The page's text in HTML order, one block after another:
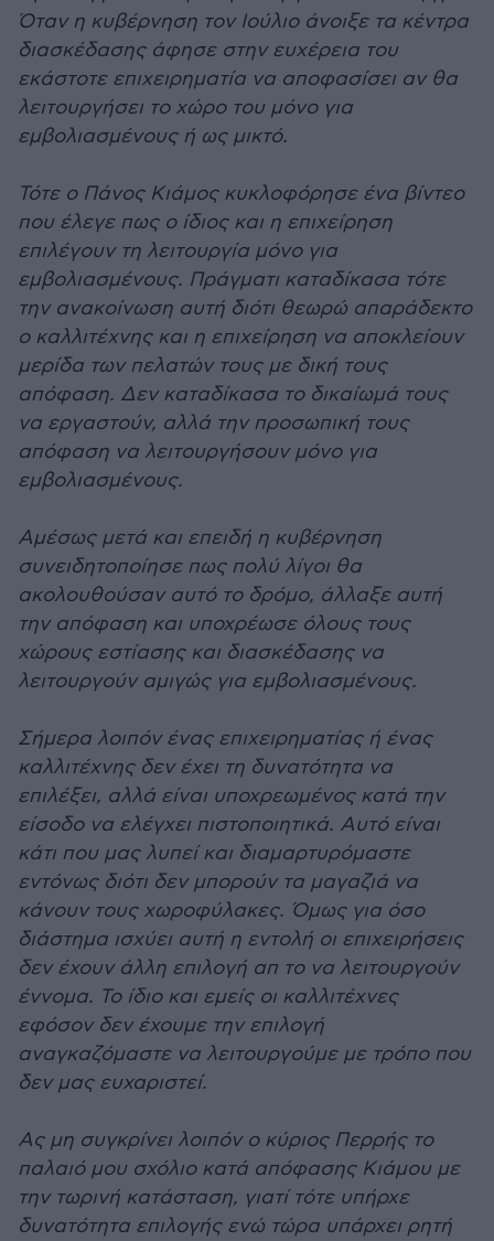
Όταν η κυβέρνηση τον Ιούλιο άνοιξε τα κέντρα
διασκέδασης άφησε στην ευχέρεια του
εκάστοτε επιχειρηματία να αποφασίσει αν θα
λειτουργήσει το χώρο του μόνο για
εμβολιασμένους ή ως μικτό.
Τότε ο Πάνος Κιάμος κυκλοφόρησε ένα βίντεο
που έλεγε πως ο ίδιος και η επιχείρηση
επιλέγουν τη λειτουργία μόνο για
εμβολιασμένους. Πράγματι καταδίκασα τότε
την ανακοίνωση αυτή διότι θεωρώ απαράδεκτο
ο καλλιτέχνης και η επιχείρηση να αποκλείουν
μερίδα των πελατών τους με δική τους
απόφαση. Δεν καταδίκασα το δικαίωμά τους
να εργαστούν, αλλά την προσωπική τους
απόφαση να λειτουργήσουν μόνο για
εμβολιασμένους.
Αμέσως μετά και επειδή η κυβέρνηση
συνειδητοποίησε πως πολύ λίγοι θα
ακολουθούσαν αυτό το δρόμο, άλλαξε αυτή
την απόφαση και υποχρέωσε όλους τους
χώρους εστίασης και διασκέδασης να
λειτουργούν αμιγώς για εμβολιασμένους.
Σήμερα λοιπόν ένας επιχειρηματίας ή ένας
καλλιτέχνης δεν έχει τη δυνατότητα να
επιλέξει, αλλά είναι υποχρεωμένος κατά την
είσοδο να ελέγχει πιστοποιητικά. Αυτό είναι
κάτι που μας λυπεί και διαμαρτυρόμαστε
εντόνως διότι δεν μπορούν τα μαγαζιά να
κάνουν τους χωροφύλακες. Όμως για όσο
διάστημα ισχύει αυτή η εντολή οι επιχειρήσεις
δεν έχουν άλλη επιλογή απ το να λειτουργούν
έννομα. Το ίδιο και εμείς οι καλλιτέχνες
εφόσον δεν έχουμε την επιλογή
αναγκαζόμαστε να λειτουργούμε με τρόπο που
δεν μας ευχαριστεί.
Ας μη συγκρίνει λοιπόν ο κύριος Περρής το
παλαιό μου σχόλιο κατά απόφασης Κιάμου με
την τωρινή κατάσταση, γιατί τότε υπήρχε
δυνατότητα επιλογής ενώ τώρα υπάρχει ρητή